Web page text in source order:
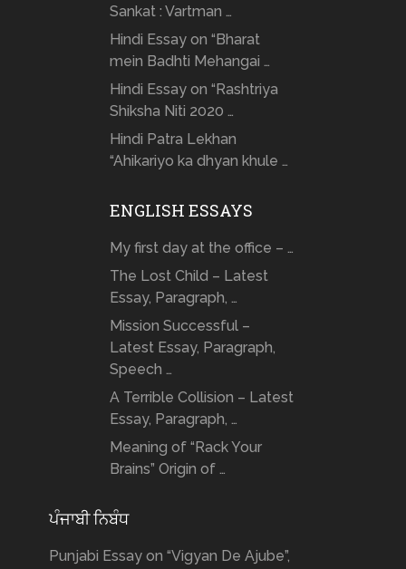
Sankat : Vartman …
Hindi Essay on “Bharat
mein Badhti Mehangai …
Hindi Essay on “Rashtriya
Shiksha Niti 2020 …
Hindi Patra Lekhan
“Ahikariyo ka dhyan khule …
ENGLISH ESSAYS
My first day at the office – …
The Lost Child – Latest
Essay, Paragraph, …
Mission Successful –
Latest Essay, Paragraph,
Speech …
A Terrible Collision – Latest
Essay, Paragraph, …
Meaning of “Rack Your
Brains” Origin of …
ਪੰਜਾਬੀ ਨਿਬੰਧ
Punjabi Essay on “Vigyan De Ajube”,